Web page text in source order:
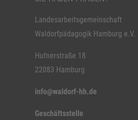
Landesarbeitsgemeinschaft
Waldorfpädagogik Hamburg e.V.
Hufnerstraße 18
22083 Hamburg
info@waldorf-hh.de
Geschäftsstelle